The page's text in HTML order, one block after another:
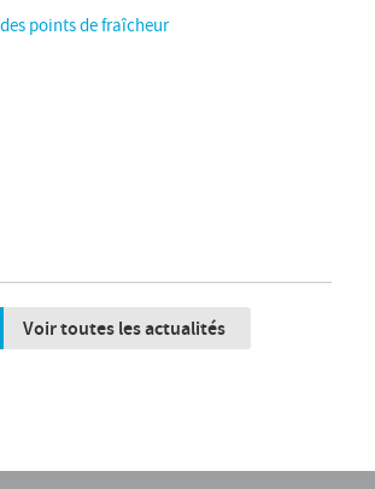
points de fraîcheur
Voir toutes les actualités